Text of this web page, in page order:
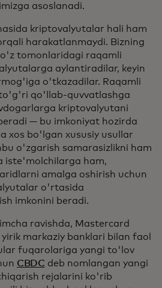
asoslanadi.
kriptovalyutalar hali ham
harakatlanmaydi. Bizning
tomonlaridagi raqamli
aylantiradilar, keyin
o'tkazadilar. Raqamli
qo'llab-quvvatlashga
kriptovalyutani
— bu imkoniyat hozirda
xos bo'lgan xususiy usullar
o'zgarish samarasizlikni ham
iste'molchilarga ham,
amalga oshirish uchun
o'rtasida
imkonini beradi.
ravishda, Mastercard
markaziy banklari bilan faol
fuqarolariga yangi to'lov
CBDC deb nomlangan yangi
rejalarini ko'rib